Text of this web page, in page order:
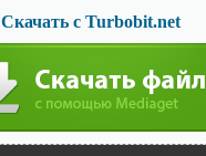
Скачать с Turbobit.net